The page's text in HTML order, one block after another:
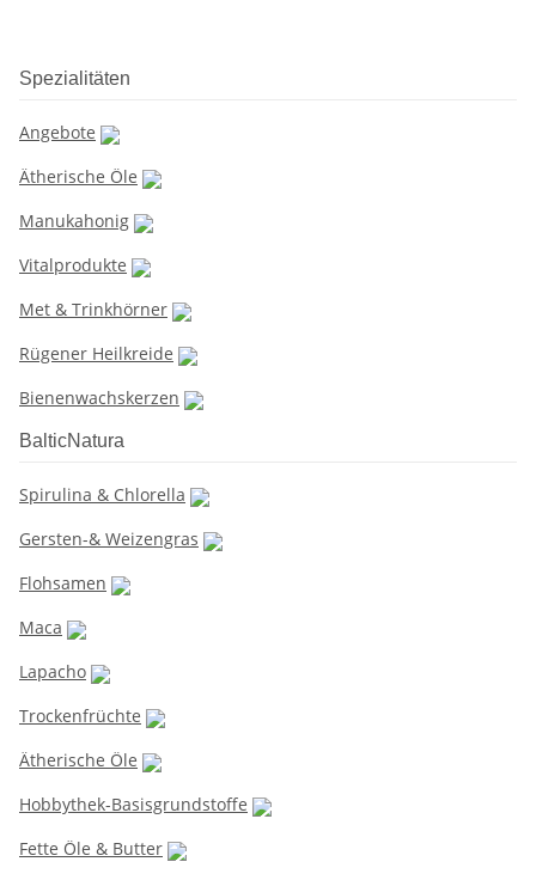
Spezialitäten
Angebote
Ätherische Öle
Manukahonig
Vitalprodukte
Met & Trinkhörner
Rügener Heilkreide
Bienenwachskerzen
BalticNatura
Spirulina & Chlorella
Gersten-& Weizengras
Flohsamen
Maca
Lapacho
Trockenfrüchte
Ätherische Öle
Hobbythek-Basisgrundstoffe
Fette Öle & Butter